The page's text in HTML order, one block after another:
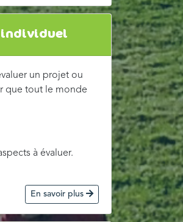
individuel
un projet ou
que tout le monde
à évaluer.
En savoir plus